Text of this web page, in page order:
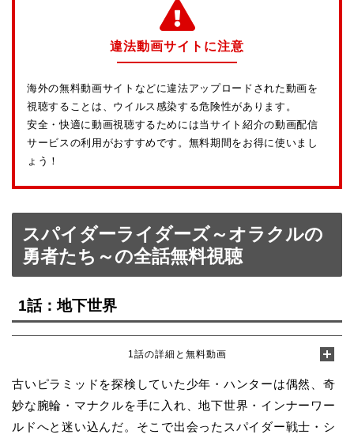
違法動画サイトに注意
海外の無料動画サイトなどに違法アップロードされた動画を
視聴することは、ウイルス感染する危険性があります。
安全・快適に動画視聴するためには当サイト紹介の動画配信
サービスの利用がおすすめです。無料期間をお得に使いまし
ょう！
スパイダーライダーズ～オラクルの
勇者たち～の全話無料視聴
1話：地下世界
1話の詳細と無料動画
古いピラミッドを探検していた少年・ハンターは偶然、奇
妙な腕輪・マナクルを手に入れ、地下世界・インナーワー
ルドへと迷い込んだ。そこで出会ったスパイダー戦士・シ